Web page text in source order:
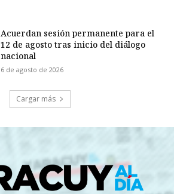
Acuerdan sesión permanente para el
12 de agosto tras inicio del diálogo
nacional
6 de agosto de 2026
Cargar más